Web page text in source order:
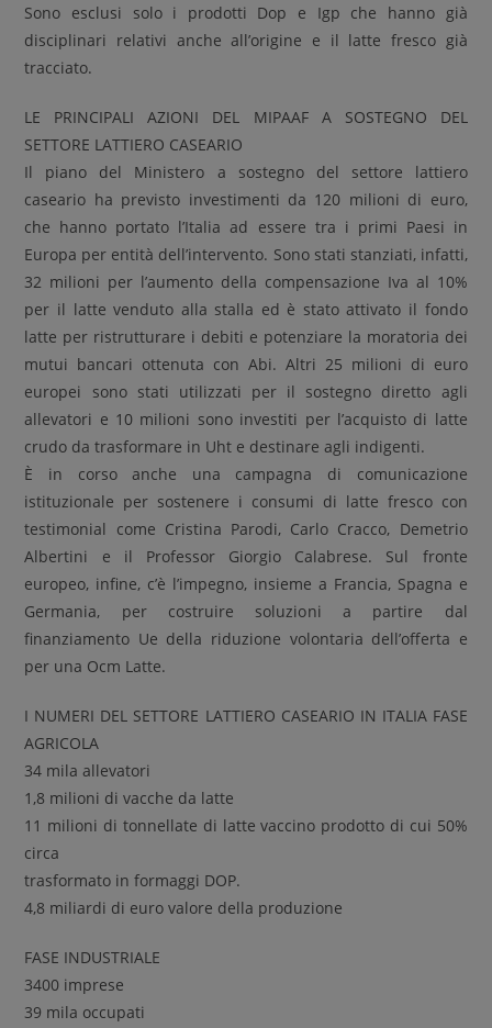
Sono esclusi solo i prodotti Dop e Igp che hanno già
disciplinari relativi anche all’origine e il latte fresco già
tracciato.
LE PRINCIPALI AZIONI DEL MIPAAF A SOSTEGNO DEL
SETTORE LATTIERO CASEARIO
Il piano del Ministero a sostegno del settore lattiero
caseario ha previsto investimenti da 120 milioni di euro,
che hanno portato l’Italia ad essere tra i primi Paesi in
Europa per entità dell’intervento. Sono stati stanziati, infatti,
32 milioni per l’aumento della compensazione Iva al 10%
per il latte venduto alla stalla ed è stato attivato il fondo
latte per ristrutturare i debiti e potenziare la moratoria dei
mutui bancari ottenuta con Abi. Altri 25 milioni di euro
europei sono stati utilizzati per il sostegno diretto agli
allevatori e 10 milioni sono investiti per l’acquisto di latte
crudo da trasformare in Uht e destinare agli indigenti.
È in corso anche una campagna di comunicazione
istituzionale per sostenere i consumi di latte fresco con
testimonial come Cristina Parodi, Carlo Cracco, Demetrio
Albertini e il Professor Giorgio Calabrese. Sul fronte
europeo, infine, c’è l’impegno, insieme a Francia, Spagna e
Germania, per costruire soluzioni a partire dal
finanziamento Ue della riduzione volontaria dell’offerta e
per una Ocm Latte.
I NUMERI DEL SETTORE LATTIERO CASEARIO IN ITALIA FASE
AGRICOLA
34 mila allevatori
1,8 milioni di vacche da latte
11 milioni di tonnellate di latte vaccino prodotto di cui 50%
circa
trasformato in formaggi DOP.
4,8 miliardi di euro valore della produzione
FASE INDUSTRIALE
3400 imprese
39 mila occupati